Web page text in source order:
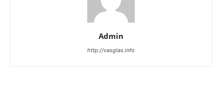
Admin
http://vasglas.info